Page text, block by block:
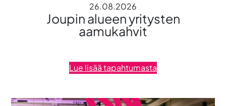
26.08.2026
Joupin alueen yritysten
aamukahvit
Lue lisää tapahtumasta